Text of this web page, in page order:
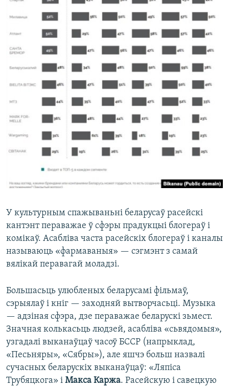
У культурным спажываньні беларусаў расейскі
кантэнт пераважае ў сфэры прадукцыі блогераў і
комікаў. Асабліва часта расейскіх блогераў і каналы
называюць «фармаваныя» — сэгмэнт з самай
вялікай перавагай моладзі.
Большасьць улюбленых беларусамі фільмаў,
сэрыялаў і кніг — заходняй вытворчасьці. Музыка
— адзіная сфэра, дзе пераважае беларускі зьмест.
Значная колькасьць людзей, асабліва «сьвядомыя»,
узгадалі выканаўцаў часоў БССР (напрыклад,
«Песьняры», «Сябры»), але яшчэ больш назвалі
сучасных беларускіх выканаўцаў: «Ляпіса
Трубяцкога» і Макса Каржа. Расейскую і савецкую